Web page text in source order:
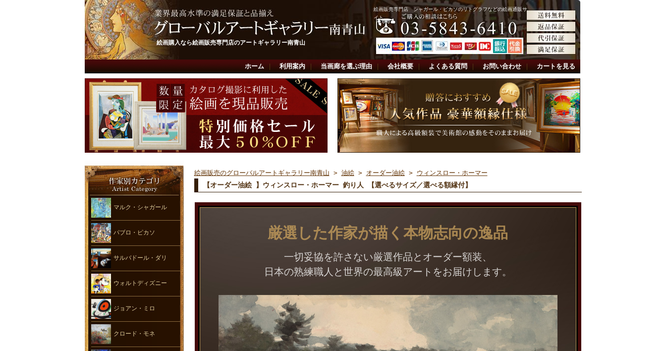
絵画購入なら絵画販売専門店のアートギャラリー南青山
絵画販売専門店 シャガール・ピカソのリトグラフなどの絵画通販サ
イト
ホーム 利用案内 当画廊を選ぶ理由 会社概要 よくある質問 お問い合わせ カートを見る
マルク・シャガール
パブロ・ピカソ
サルバドール・ダリ
ウォルトディズニー
ジョアン・ミロ
クロード・モネ
絵画販売のグローバルアートギャラリー南青山 > 油絵> オーダー油絵> ウィンスロー・ホーマー
【オーダー油絵 】ウィンスロー・ホーマー 釣り人 【選べるサイズ／選べる額縁付】
厳選した作家が描く本物志向の逸品
一切妥協を許さない厳選作品とオーダー額装、
日本の熟練職人と世界の最高級アートをお届けします。